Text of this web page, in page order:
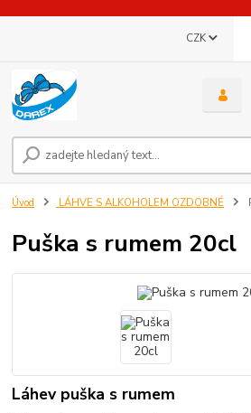
CZK
Úvod LÁHVE S ALKOHOLEM OZDOBNÉ
Puška s rumem 20cl
Láhev puška s rumem